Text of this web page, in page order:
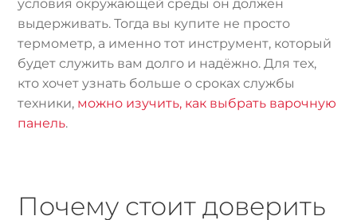
условия окружающей среды он должен
выдерживать. Тогда вы купите не просто
термометр, а именно тот инструмент, который
будет служить вам долго и надёжно. Для тех,
кто хочет узнать больше о сроках службы
техники, можно изучить, как выбрать варочную
панель.
Почему стоит доверить